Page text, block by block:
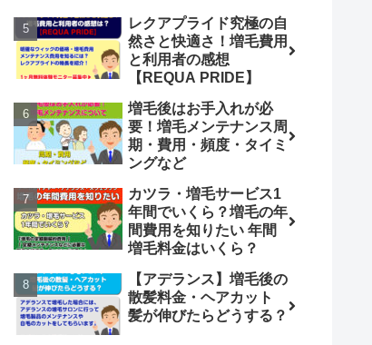
レクアプライド究極の自
然さと快適さ！増毛費用
と利用者の感想
【REQUA PRIDE】
増毛後はお手入れが必
要！増毛メンテナンス周
期・費用・頻度・タイミ
ングなど
カツラ・増毛サービス1
年間でいくら？増毛の年
間費用を知りたい 年間
増毛料金はいくら？
【アデランス】増毛後の
散髪料金・ヘアカット
髪が伸びたらどうする？